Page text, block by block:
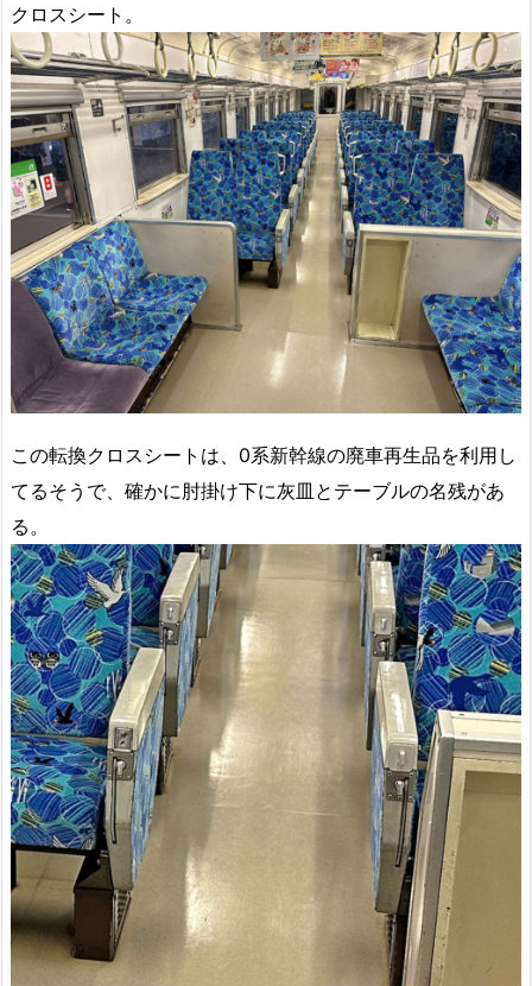
クロスシート。
この転換クロスシートは、0系新幹線の廃車再生品を利用し
てるそうで、確かに肘掛け下に灰皿とテーブルの名残があ
る。